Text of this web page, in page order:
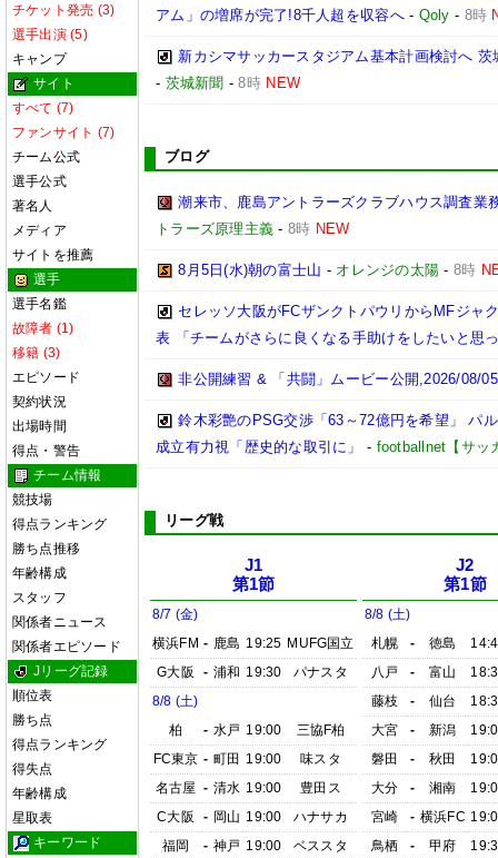
チケット発売 (3)
選手出演 (5)
キャンプ
サイト
すべて (7)
ファンサイト (7)
チーム公式
選手公式
著名人
メディア
サイトを推薦
選手
選手名鑑
故障者 (1)
移籍 (3)
エピソード
契約状況
出場時間
得点・警告
チーム情報
競技場
得点ランキング
勝ち点推移
年齢構成
スタッフ
関係者ニュース
関係者エピソード
Jリーグ記録
順位表
勝ち点
得点ランキング
得失点
年齢構成
星取表
キーワード
アム」の増席が完了!8千人超を収容へ- Qoly - 8時
新カシマサッカースタジアム基本計画検討へ
- 茨城新聞 -8時 NEW
ブログ
潮来市、鹿島アントラーズクラブハウス調査業
トラーズ原理主義 - 8時 NEW
8月5日(水)朝の富士山 - オレンジの太陽 - 8時
セレッソ大阪がFCザンクトパウリからMFジャ
表 「チームがさらに良くなる手助けをしたいと思
非公開練習 & 「共闘」ムービー公開,2026/08/05
鈴木彩艶のPSG交渉「63～72億円を希望」 パ
成立有力視「歴史的な取引に」
- footballnet【サッ
リーグ戦
J1
第1節
8/7 (金)
横浜FM - 鹿島 19:25 MUFG国立
G大阪
- 浦和 19:30
パナスタ
8/8 (土)
柏
- 水戸 19:00
三協F柏
FC東京 - 町田 19:00
味スタ
名古屋 - 清水 19:00
豊田ス
C大阪
- 岡山 19:00
ハナサカ
福岡
- 神戸 19:00
ベススタ
J2
第1節
8/8 (土)
札幌
- 徳島
八戸
- 富山
藤枝
- 仙台
大宮
- 新潟
磐田
- 秋田
大分
- 湘南
宮崎
- 横浜FC
鳥栖
- 甲府